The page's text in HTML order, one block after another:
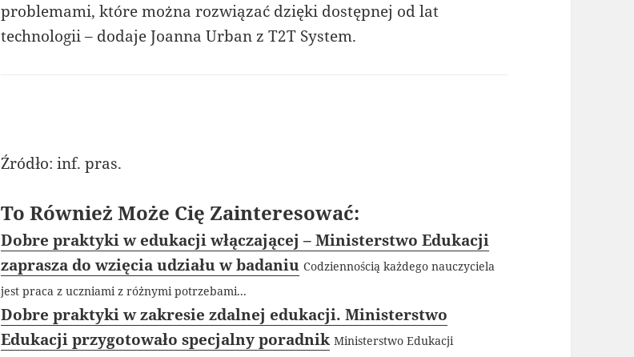
problemami, które można rozwiązać dzięki dostępnej od lat
technologii – dodaje Joanna Urban z T2T System.
Źródło: inf. pras.
To Również Może Cię Zainteresować:
Dobre praktyki w edukacji włączającej – Ministerstwo Edukacji
zaprasza do wzięcia udziału w badaniu Codziennością każdego nauczyciela
jest praca z uczniami z różnymi potrzebami...
Dobre praktyki w zakresie zdalnej edukacji. Ministerstwo
Edukacji przygotowało specjalny poradnik Ministerstwo Edukacji